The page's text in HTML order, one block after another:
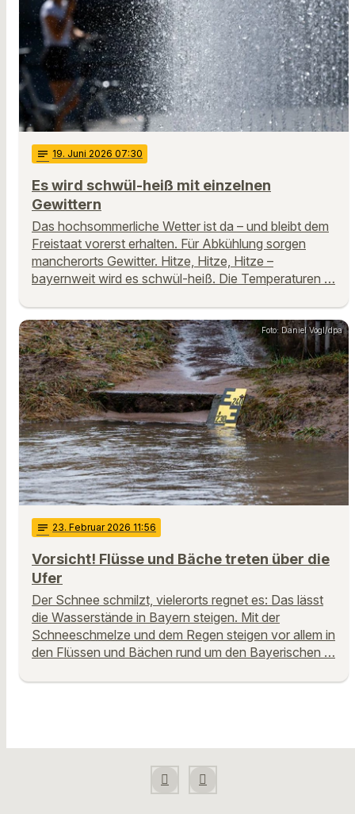
notes 19. Juni 2026 07:30
Es wird schwül-heiß mit einzelnen
Gewittern
Das hochsommerliche Wetter ist da – und bleibt dem
Freistaat vorerst erhalten. Für Abkühlung sorgen
mancherorts Gewitter. Hitze, Hitze, Hitze –
bayernweit wird es schwül-heiß. Die Temperaturen …
Foto: Daniel Vogl/dpa
notes 23. Februar 2026 11:56
Vorsicht! Flüsse und Bäche treten über die
Ufer
Der Schnee schmilzt, vielerorts regnet es: Das lässt
die Wasserstände in Bayern steigen. Mit der
Schneeschmelze und dem Regen steigen vor allem in
den Flüssen und Bächen rund um den Bayerischen …